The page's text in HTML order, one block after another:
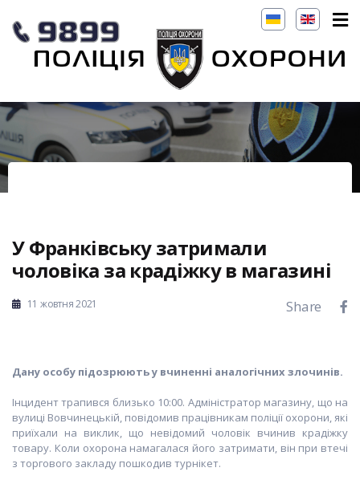
У Франківську затримали
чоловіка за крадіжку в магазині
11 жовтня 2021 Share
Дану особу підозрюютьу вчиненні аналогічних злочинів.
Інцидент трапився близько 10:00. Адміністратор магазину, що на
вулиці Вовчинецькій, повідомив працівникам поліції охорони, які
приїхали на виклик, що невідомий чоловік вчинив крадіжку
товару. Коли охорона намагалася його затримати, він при втечі
з торгового закладу пошкодив турнікет.